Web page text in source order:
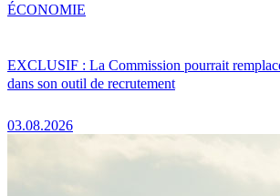
EXCLUSIF : La Commission pourrait
dans son outil de recrutement
03.08.2026
ÉCONOMIE